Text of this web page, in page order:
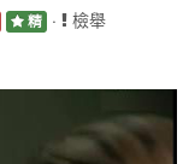
精 · 檢舉